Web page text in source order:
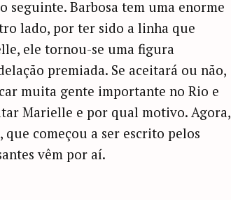
seguinte. Barbosa tem uma enorme
lado, por ter sido a linha que
ele tornou-se uma figura
premiada. Se aceitará ou não,
muita gente importante no Rio e
Marielle e por qual motivo. Agora,
que começou a ser escrito pelos
vêm por aí.